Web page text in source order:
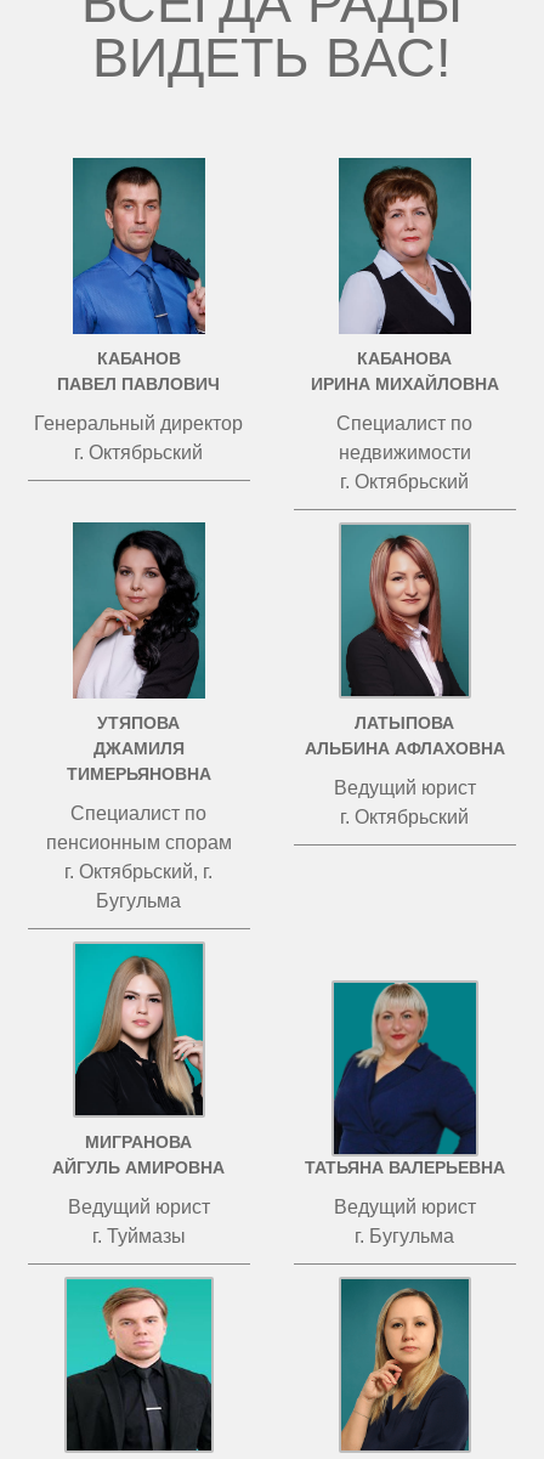
ВИДЕТЬ ВАС!
КАБАНОВ
ПАВЕЛ ПАВЛОВИЧ
Генеральный директор
г. Октябрьский
КАБАНОВА
ИРИНА МИХАЙЛОВНА
Специалист по
недвижимости
г. Октябрьский
УТЯПОВА
ДЖАМИЛЯ
ТИМЕРЬЯНОВНА
Специалист по
пенсионным спорам
г. Октябрьский, г.
Бугульма
ЛАТЫПОВА
АЛЬБИНА АФЛАХОВНА
Ведущий юрист
г. Октябрьский
МИГРАНОВА
АЙГУЛЬ АМИРОВНА
Ведущий юрист
г. Туймазы
ЧИСТОВА
ТАТЬЯНА ВАЛЕРЬЕВНА
Ведущий юрист
г. Бугульма